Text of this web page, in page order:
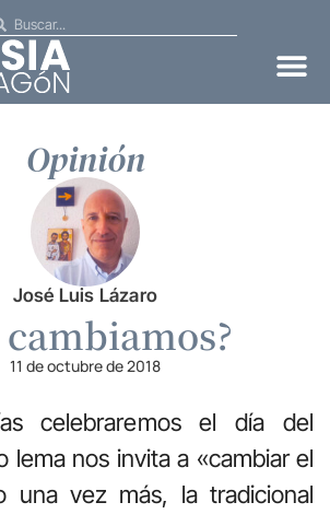
Opinión
José Luis Lázaro
cambiamos?
11 de octubre de 2018
celebraremos el día del
lema nos invita a «cambiar el
una vez más, la tradicional